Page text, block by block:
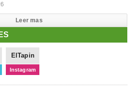
Leer mas
ElTapin
Instagram